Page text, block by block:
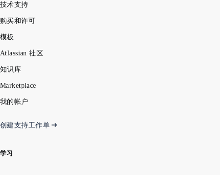
技术支持
购买和许可
模板
Atlassian 社区
知识库
Marketplace
我的帐户
创建支持工作单
学习